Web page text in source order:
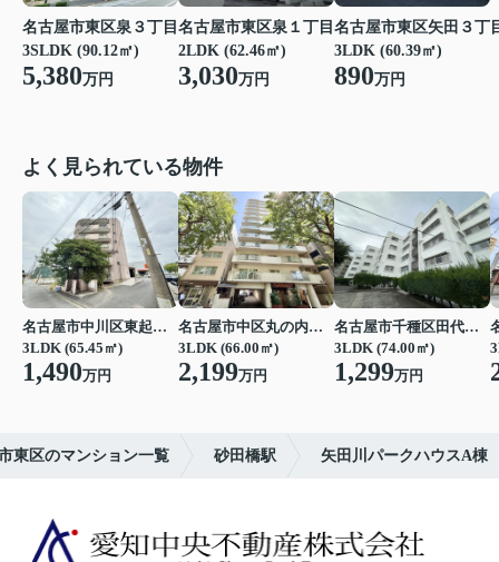
名古屋市東区泉３丁目
3SLDK (90.12㎡)
5,380万円
名古屋市東区泉１丁目
2LDK (62.46㎡)
3,030万円
名古屋市東区矢田３丁
3LDK (60.39㎡)
890万円
よく見られている物件
名古屋市中川区東起町２丁目
3LDK (65.45㎡)
1,490万円
名古屋市中区丸の内３丁目
3LDK (66.00㎡)
2,199万円
名古屋市千種区田代町字四観音道西
3LDK (74.00㎡)
1,299万円
東区のマンション一覧 砂田橋駅 矢田川パークハウスA棟